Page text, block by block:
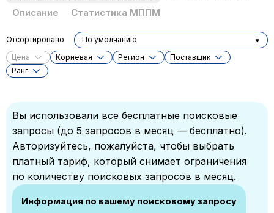
Описание
Статистика МППМ
Цена Корневая Регион
Поставщик
Ранг
Отсортировано По умолчанию
Вы использовали все бесплатные поисковые
запросы (до 5 запросов в месяц — бесплатно).
Авторизуйтесь, пожалуйста, чтобы выбрать
платный тариф, который снимает ограничения
по количеству поисковых запросов в месяц.
Информация по вашему поисковому запросу